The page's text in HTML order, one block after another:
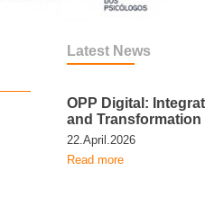
Latest News
OPP Digital:
and Transformation
22.April.2026
Read more